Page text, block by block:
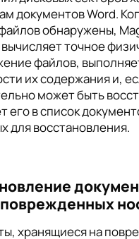
документов Word.
обнаружены,
точное
файлов,
их содержания и,
может быть
его в список
для восстановления.
хранящиеся на